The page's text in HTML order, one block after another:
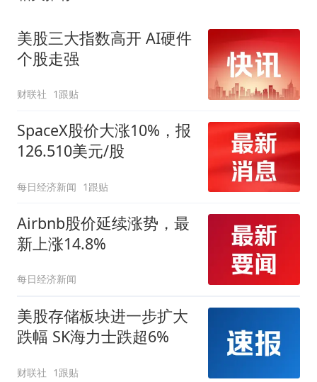
美股三大指数高开 AI硬件
个股走强
财联社 1跟贴
SpaceX股价大涨10%，报
126.510美元/股
每日经济新闻 1跟贴
Airbnb股价延续涨势，最
新上涨14.8%
每日经济新闻
美股存储板块进一步扩大
跌幅 SK海力士跌超6%
财联社 1跟贴